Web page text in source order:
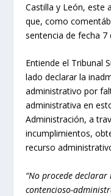
Castilla y León, este
que, como
sentencia de fecha 7
Entiende el Tribunal
lado declarar la
administrativo por
administrativa en
Administración, a
incumplimientos,
recurso
“No procede
contencioso-